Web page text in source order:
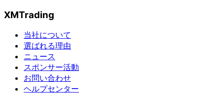
XMTrading
当社について
選ばれる理由
ニュース
スポンサー活動
お問い合わせ
ヘルプセンター